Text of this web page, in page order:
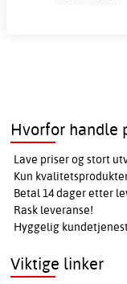
Hvorfor handle
Lave priser og stort
Kun
Betal 14 dager etter
Rask leveranse!
Hyggelig
Viktige linker